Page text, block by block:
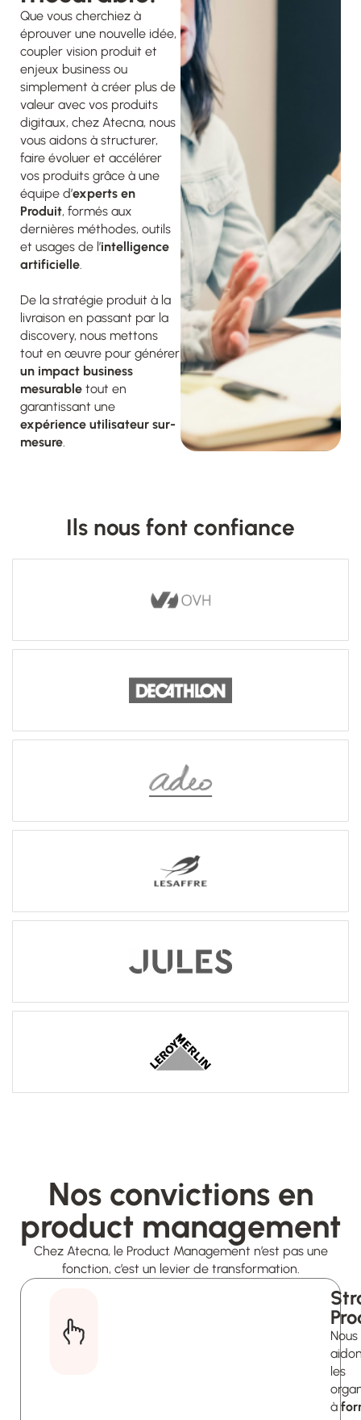
Que vous cherchiez à
éprouver une nouvelle idée,
coupler vision produit et
enjeux business ou
simplement à créer plus de
valeur avec vos produits
digitaux, chez Atecna, nous
vous aidons à structurer,
faire évoluer et accélérer
vos produits grâce à une
équipe d’experts en
Produit, formés aux
dernières méthodes, outils
et usages de l’intelligence
artificielle.
De la stratégie produit à la
livraison en passant par la
discovery, nous mettons
tout en œuvre pour générer
un impact business
mesurabletout en
garantissant une
expérience utilisateur sur-
mesure.
Ils nous font confiance
Nos convictions en
product management
Chez Atecna, le Product Management n’est pas une
fonction, c’est un levier de transformation.
Nous
les
à